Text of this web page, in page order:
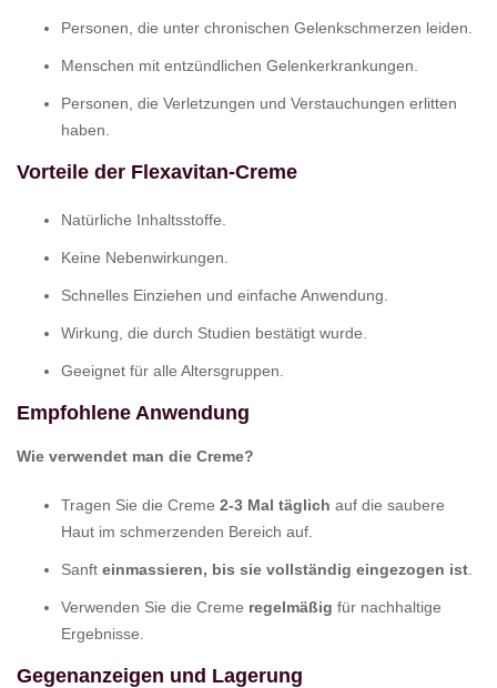
Personen, die unter chronischen Gelenkschmerzen leiden.
Menschen mit entzündlichen Gelenkerkrankungen.
Personen, die Verletzungen und Verstauchungen erlitten
haben.
Vorteile der Flexavitan-Creme
Natürliche Inhaltsstoffe.
Keine Nebenwirkungen.
Schnelles Einziehen und einfache Anwendung.
Wirkung, die durch Studien bestätigt wurde.
Geeignet für alle Altersgruppen.
Empfohlene Anwendung
Wie verwendet man die Creme?
Tragen Sie die Creme 2-3 Mal täglich auf die saubere
Haut im schmerzenden Bereich auf.
Sanft einmassieren, bis sie vollständig eingezogen ist
Verwenden Sie die Creme regelmäßig für nachhaltige
Ergebnisse.
Gegenanzeigen und Lagerung